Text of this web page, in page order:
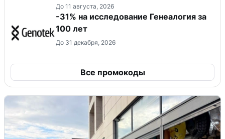
До 11 августа, 2026
-31% на исследование Генеалогия за
100 лет
До 31 декабря, 2026
Все промокоды